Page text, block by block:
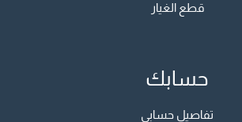
قطع الغيار
حسابك
تفاصيل حسابي